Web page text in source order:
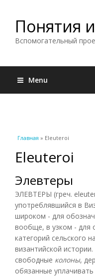
Понятия
Вспомогательный
Menu
Вы здесь
Главная » Eleuteroi
Eleuteroi
Элевтеры
ЭЛЕВТЕРЫ (греч.
употреблявшийся в
широком - для
вообще, в узком - для
категорий сельского
византийской
свободные колоны,
обязанные